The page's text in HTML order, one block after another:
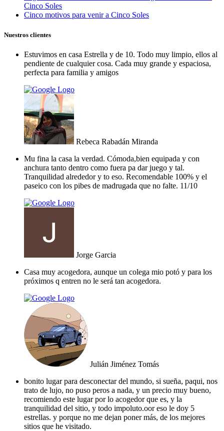
Cinco Soles
Cinco motivos para venir a Cinco Soles
Nuestros clientes
Estuvimos en casa Estrella y de 10. Todo muy limpio, ellos al
pendiente de cualquier cosa. Cada muy grande y espaciosa,
perfecta para familia y amigos
Rebeca Rabadán Miranda
Mu fina la casa la verdad. Cómoda,bien equipada y con
anchura tanto dentro como fuera pa dar juego y tal.
Tranquilidad alrededor y to eso. Recomendable 100% y el
paseico con los pibes de madrugada que no falte. 11/10
Jorge Garcia
Casa muy acogedora, aunque un colega mio potó y para los
próximos q entren no le será tan acogedora.
Julián Jiménez Tomás
bonito lugar para desconectar del mundo, si sueña, paqui, nos
trato de lujo, no puso peros a nada, y un precio muy bueno,
recomiendo este lugar por lo acogedor que es, y la
tranquilidad del sitio, y todo impoluto.oor eso le doy 5
estrellas. y porque no me dejan poner más, de los mejores
sitios que he visitado.